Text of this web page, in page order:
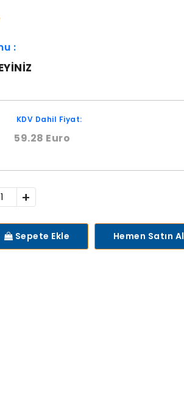
:
KDV Dahil Fiyat:
59.28 Euro
+
Sepete Ekle Hemen Satın Al